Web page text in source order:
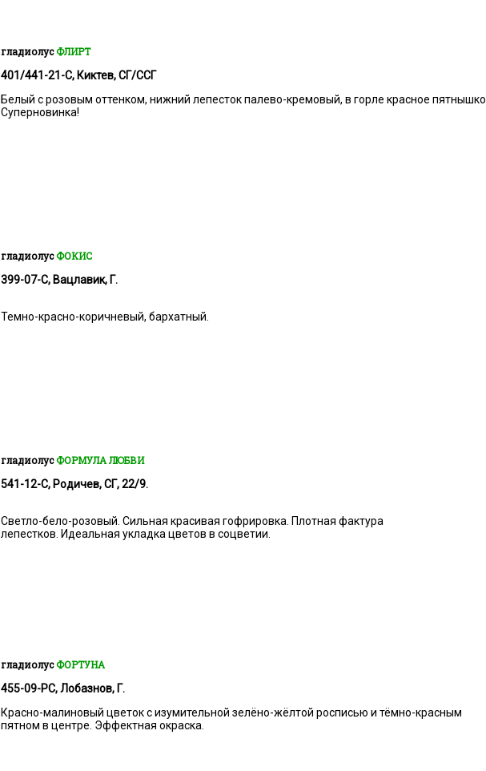
гладиолусФЛИРТ
401/441-21-С, Киктев, СГ/ССГ
Белый с розовым оттенком, нижний лепесток палево-кремовый, в горле красное пятнышко.
Суперновинка!
гладиолусФОКИС
399-07-С, Вацлавик, Г.
Темно-красно-коричневый, бархатный.
гладиолусФОРМУЛА ЛЮБВИ
541-12-С, Родичев, СГ, 22/9.
Светло-бело-розовый. Сильная красивая гофрировка. Плотная фактура
лепестков. Идеальная укладка цветов в соцветии.
гладиолусФОРТУНА
455-09-РС, Лобазнов, Г.
Красно-малиновый цветок с изумительной зелёно-жёлтой росписью и тёмно-красным
пятном в центре. Эффектная окраска.